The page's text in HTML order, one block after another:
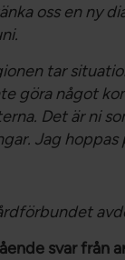
oss en ny
tar
göra något
Det är ni
Jag hoppas
svar från